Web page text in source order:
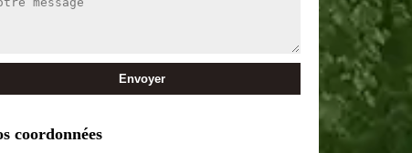
coordonnées